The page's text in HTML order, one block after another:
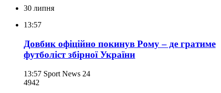
30 липня
13:57
Довбик офіційно покинув Рому – де гратиме
футболіст збірної України
13:57 Sport News 24
4942